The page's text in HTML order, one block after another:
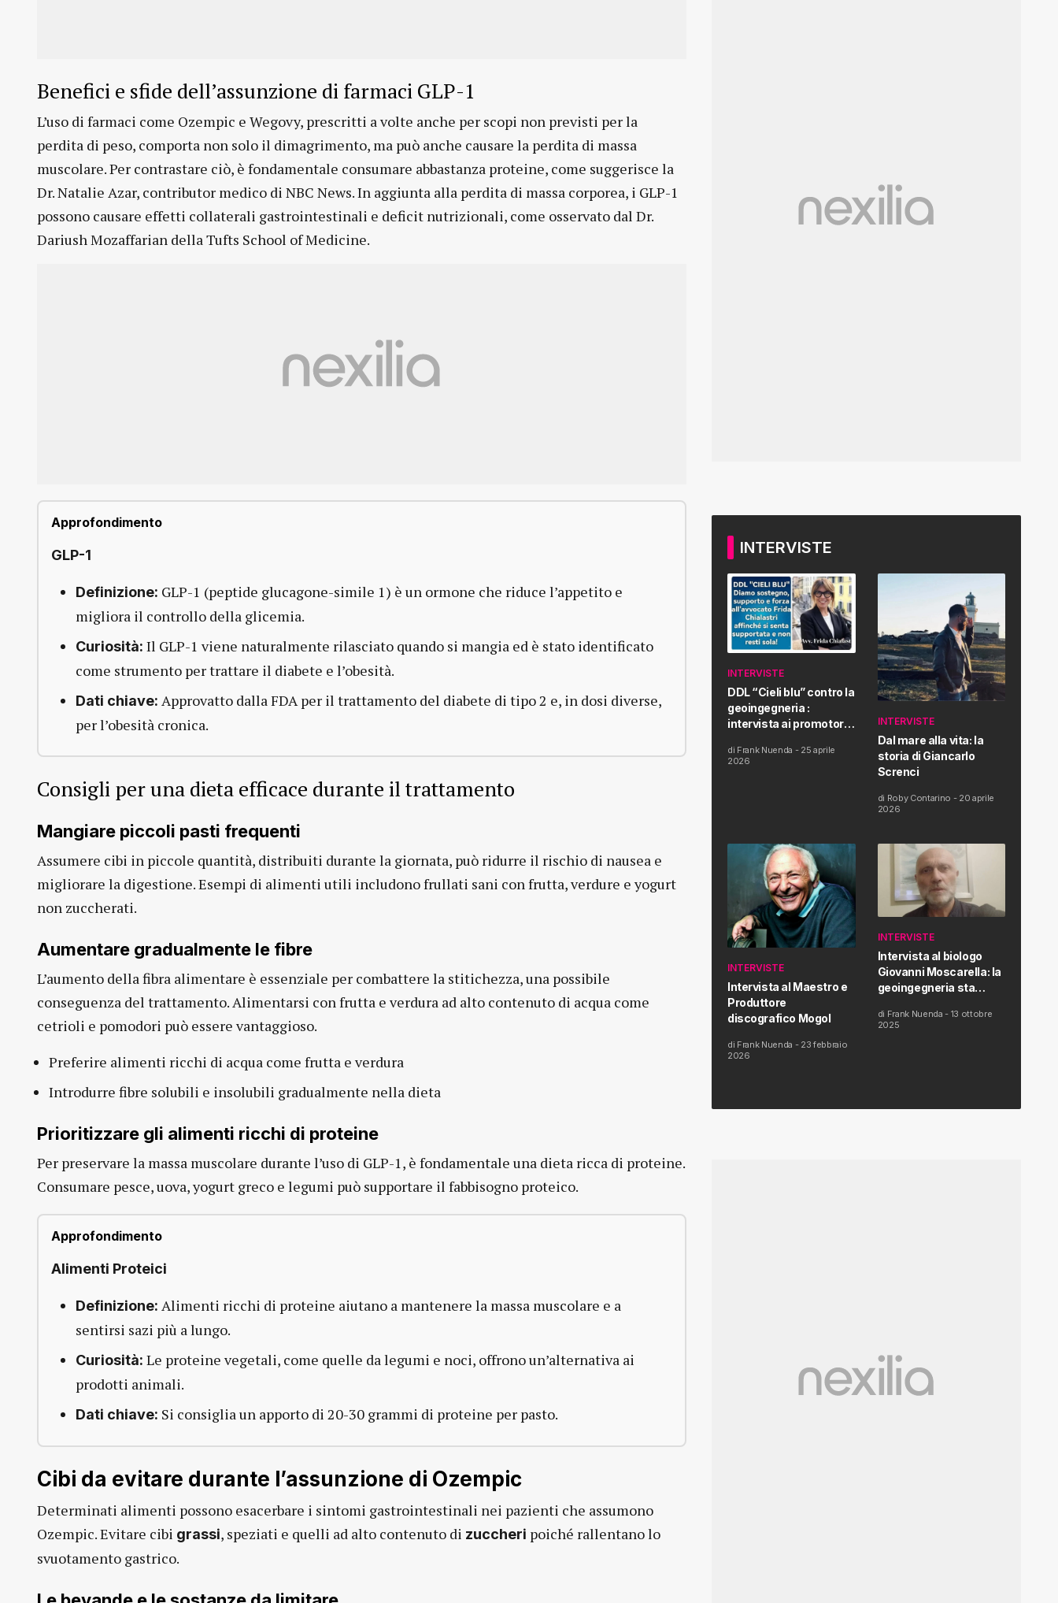
Benefici e sfide dell’assunzione di farmaci GLP-1
L’uso di farmaci come Ozempic e Wegovy, prescritti a volte anche per scopi non previsti per la
perdita di peso, comporta non solo il dimagrimento, ma può anche causare la perdita di massa
muscolare. Per contrastare ciò, è fondamentale consumare abbastanza proteine, come suggerisce la
Dr. Natalie Azar, contributor medico di NBC News. In aggiunta alla perdita di massa corporea, i GLP-1
possono causare effetti collaterali gastrointestinali e deficit nutrizionali, come osservato dal Dr.
Dariush Mozaffarian della Tufts School of Medicine.
Approfondimento
GLP-1
Definizione: GLP-1 (peptide glucagone-simile 1) è un ormone che riduce l’appetito e
migliora il controllo della glicemia.
Curiosità: Il GLP-1 viene naturalmente rilasciato quando si mangia ed è stato identificato
come strumento per trattare il diabete e l’obesità.
Dati chiave: Approvatto dalla FDA per il trattamento del diabete di tipo 2 e, in dosi diverse,
per l’obesità cronica.
Consigli per una dieta efficace durante il trattamento
Mangiare piccoli pasti frequenti
Assumere cibi in piccole quantità, distribuiti durante la giornata, può ridurre il rischio di nausea e
migliorare la digestione. Esempi di alimenti utili includono frullati sani con frutta, verdure e yogurt
non zuccherati.
Aumentare gradualmente le fibre
L’aumento della fibra alimentare è essenziale per combattere la stitichezza, una possibile
conseguenza del trattamento. Alimentarsi con frutta e verdura ad alto contenuto di acqua come
cetrioli e pomodori può essere vantaggioso.
Preferire alimenti ricchi di acqua come frutta e verdura
Introdurre fibre solubili e insolubili gradualmente nella dieta
Prioritizzare gli alimenti ricchi di proteine
Per preservare la massa muscolare durante l’uso di GLP-1, è fondamentale una dieta ricca di proteine.
Consumare pesce, uova, yogurt greco e legumi può supportare il fabbisogno proteico.
Approfondimento
Alimenti Proteici
Definizione: Alimenti ricchi di proteine aiutano a mantenere la massa muscolare e a
sentirsi sazi più a lungo.
Curiosità: Le proteine vegetali, come quelle da legumi e noci, offrono un’alternativa ai
prodotti animali.
Dati chiave: Si consiglia un apporto di 20-30 grammi di proteine per pasto.
Cibi da evitare durante l’assunzione di Ozempic
Determinati alimenti possono esacerbare i sintomi gastrointestinali nei pazienti che assumono
Ozempic. Evitare cibi grassi, speziati e quelli ad alto contenuto di zuccheri poiché rallentano lo
svuotamento gastrico.
INTERVISTE
INTERVISTE
DDL “Cieli blu” contro la
geoingegneria :
intervista ai promotori
Proposta di Legge
di Frank Nuenda - 25 aprile
2026
INTERVISTE
Dal mare alla vita: la
storia di Giancarlo
Screnci
di Roby Contarino - 20 aprile
2026
INTERVISTE
Intervista al Maestro e
Produttore
discografico Mogol
di Frank Nuenda - 23 febbraio
2026
INTERVISTE
Intervista al biologo
Giovanni Moscarella: la
geoingegneria sta
salute dell’uomo
di Frank Nuenda - 13 ottobre
2025